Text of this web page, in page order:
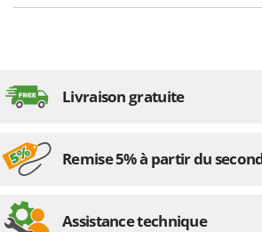
Livraison gratuite
Remise 5% à partir du
Assistance technique